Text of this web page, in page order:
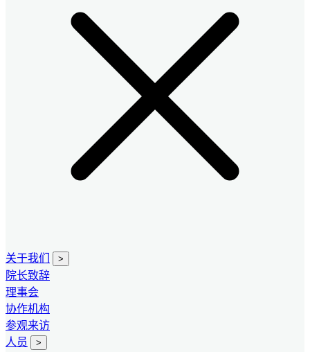
关于我们 >
院长致辞
理事会
协作机构
参观来访
人员
>